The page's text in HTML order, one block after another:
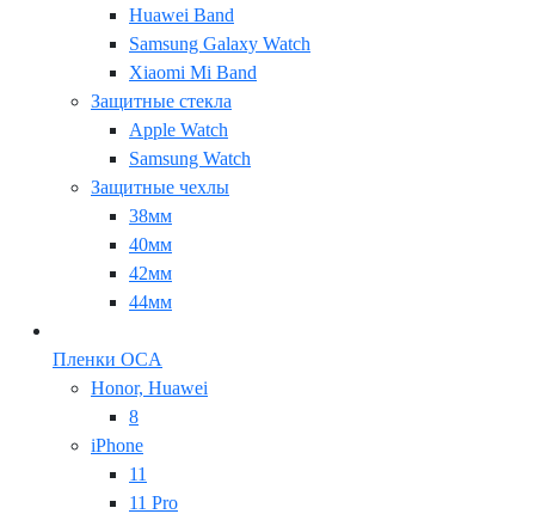
Huawei Band
Samsung Galaxy Watch
Xiaomi Mi Band
Защитные стекла
Apple Watch
Samsung Watch
Защитные чехлы
38мм
40мм
42мм
44мм
Пленки OCA
Honor, Huawei
8
iPhone
11
11 Pro